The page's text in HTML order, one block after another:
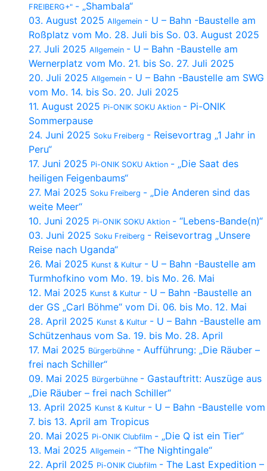
FREIBERG+" - „Shambala“
03. August 2025 Allgemein - U – Bahn -Baustelle am
Roßplatz vom Mo. 28. Juli bis So. 03. August 2025
27. Juli 2025 Allgemein - U – Bahn -Baustelle am
Wernerplatz vom Mo. 21. bis So. 27. Juli 2025
20. Juli 2025 Allgemein - U – Bahn -Baustelle am SWG
vom Mo. 14. bis So. 20. Juli 2025
11. August 2025 Pi-ONIK SOKU Aktion - Pi-ONIK
Sommerpause
24. Juni 2025 Soku Freiberg - Reisevortrag „1 Jahr in
Peru“
17. Juni 2025 Pi-ONIK SOKU Aktion - „Die Saat des
heiligen Feigenbaums“
27. Mai 2025 Soku Freiberg - „Die Anderen sind das
weite Meer“
10. Juni 2025 Pi-ONIK SOKU Aktion - “Lebens-Bande(n)“
03. Juni 2025 Soku Freiberg - Reisevortrag „Unsere
Reise nach Uganda“
26. Mai 2025 Kunst & Kultur - U – Bahn -Baustelle am
Turmhofkino vom Mo. 19. bis Mo. 26. Mai
12. Mai 2025 Kunst & Kultur - U – Bahn -Baustelle an
der GS „Carl Böhme“ vom Di. 06. bis Mo. 12. Mai
28. April 2025 Kunst & Kultur - U – Bahn -Baustelle am
Schützenhaus vom Sa. 19. bis Mo. 28. April
17. Mai 2025 Bürgerbühne - Aufführung: „Die Räuber –
frei nach Schiller“
09. Mai 2025 Bürgerbühne - Gastauftritt: Auszüge aus
„Die Räuber – frei nach Schiller“
13. April 2025 Kunst & Kultur - U – Bahn -Baustelle vom
7. bis 13. April am Tropicus
20. Mai 2025 Pi-ONIK Clubfilm - „Die Q ist ein Tier“
13. Mai 2025 Allgemein - “The Nightingale“
22. April 2025 Pi-ONIK Clubfilm - The Last Expedition –